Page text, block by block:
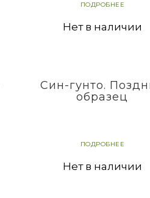
ПОДРОБНЕЕ
Нет в наличии
Син-гунто.
образец
ПОДРОБНЕЕ
Нет в наличии